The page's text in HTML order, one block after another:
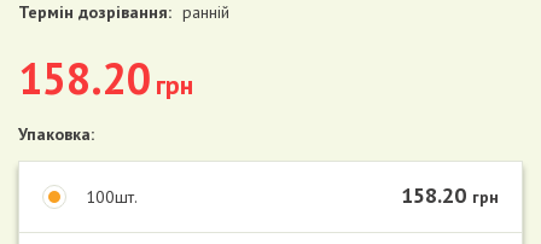
Термін дозрівання: ранній
158.20 грн
Упаковка:
100шт. 158.20 грн